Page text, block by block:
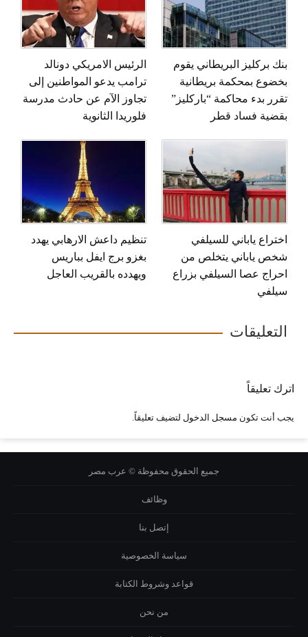
بنك بركليز البريطاني يقوم
بخضوع بمحكمة بريطانية
تقرر بدء محاكمة “باركليز”
بقضية فساد قطر
الرئيس الامريكي دونالد
ترامب يدعو المواطنين إلى
تجاوز الآم عن حادث مدرسة
فلوريدا الثانوية
اختراع ياباني للسيلفي
شخص ياباني يتخلص من
احراج عصا السيلفي بزراع
سيلفي
تنظيم داعش الارهابي يهدد
بغزو برج ايفل بباريس
ويهدده بالقريب العاجل
التعليقات
اترك تعليقاً
يجب أنت تكون مسجل الدخول لتضيف تعليقاً.
جميع الحقوق محفوظة © عرب مصر
وظائف
إتصل بنا
سياسة الخصوصية
قواعد وشروط الكتابة
من نحن